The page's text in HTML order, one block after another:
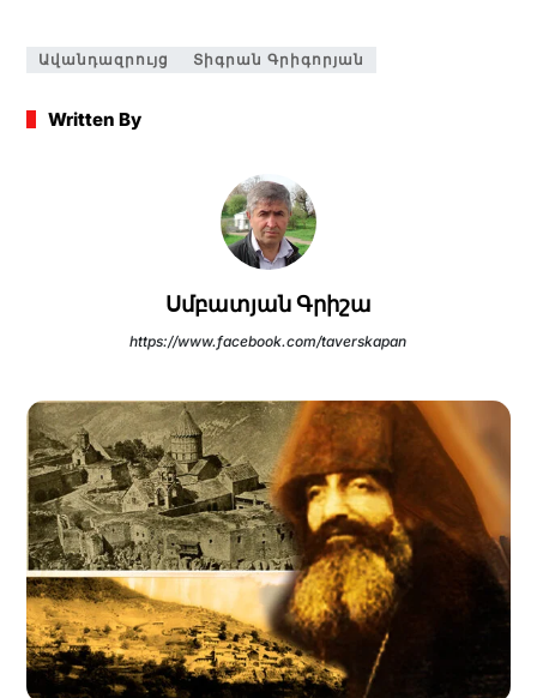
Ավանդազրույց Տիգրան Գրիգորյան
Written By
Սմբատյան Գրիշա
https://www.facebook.com/taverskapan